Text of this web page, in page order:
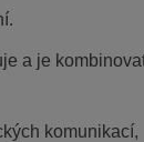
a je
komunikací,